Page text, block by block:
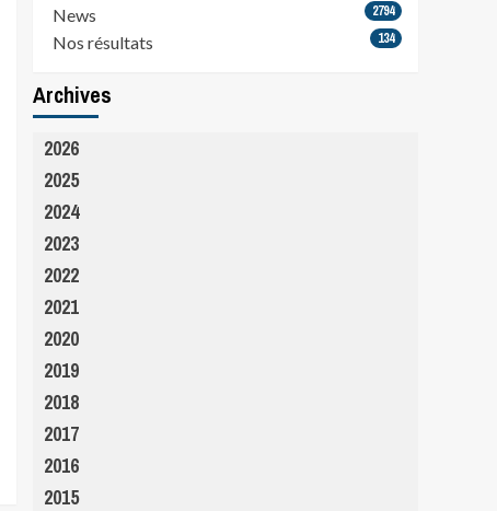
News 2794
Nos résultats 134
Archives
2026
2025
2024
2023
2022
2021
2020
2019
2018
2017
2016
2015